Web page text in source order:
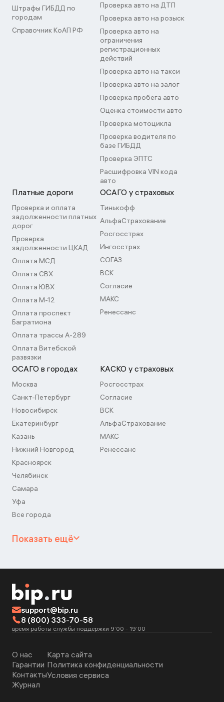
Штрафы ГИБДД по
городам
Справочник КоАП РФ
Проверка авто на ДТП
Проверка авто на розыск
Проверка авто на
ограничения
регистрационных
действий
Проверка авто на такси
Проверка авто на залог
Проверка пробега авто
Оценка стоимости авто
Проверка мотоцикла
Проверка водителя по
базе ГИБДД
Проверка ЭПТС
Расшифровка VIN кода
авто
Платные дороги
Проверка и оплата
задолженности платных
дорог
Проверка
задолженности ЦКАД
Оплата МСД
Оплата СВХ
Оплата ЮВХ
Оплата М-12
Оплата проспект
Багратиона
Оплата трассы А-289
Оплата Витебской
развязки
ОСАГО у страховых
Тинькофф
АльфаСтрахование
Росгосстрах
Ингосстрах
СОГАЗ
ВСК
Согласие
МАКС
Ренессанс
ОСАГО в городах
Москва
Санкт-Петербург
Новосибирск
Екатеринбург
Казань
Нижний Новгород
Красноярск
Челябинск
Самара
Уфа
Все города
КАСКО у страховых
Росгосстрах
Согласие
ВСК
АльфаСтрахование
МАКС
Ренессанс
Показать ещё
support@bip.ru
8 (800) 333-70-58
время работы службы поддержки 9:00 - 19:00
О нас
Гарантии
Контакты
Журнал
Карта сайта
Политика конфиденциальности
Условия сервиса